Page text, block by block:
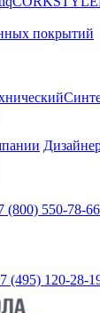
покрытий
(800) 550-78-66
(495) 120-28-